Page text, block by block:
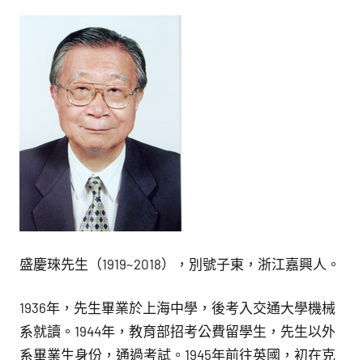
盛慶琜先生（1919~2018），別號子東，浙江嘉興人。
1936年，先生畢業於上海中學，後考入交通大學機械
系就讀。1944年，教育部招考公費留學生，先生以外
系畢業生身份，通過考試。1945年前往英國，初在克